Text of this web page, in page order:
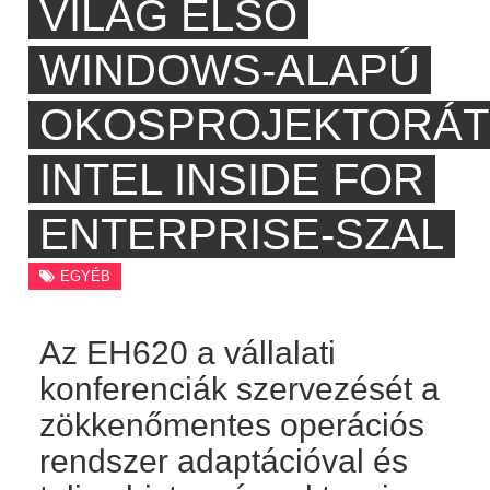
VILÁG ELSŐ
WINDOWS-ALAPÚ
OKOSPROJEKTORÁT
INTEL INSIDE FOR
ENTERPRISE-SZAL
EGYÉB
Az EH620 a vállalati
konferenciák szervezését a
zökkenőmentes operációs
rendszer adaptációval és